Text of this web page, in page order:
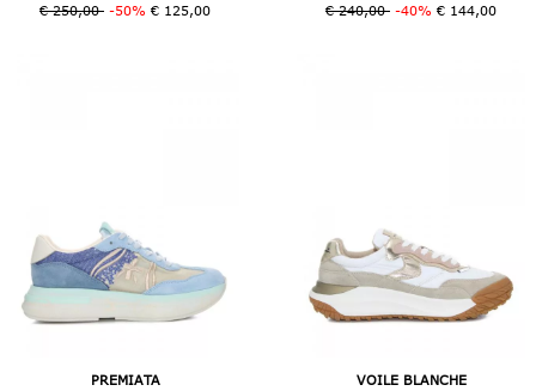
€ 250,00 -50% € 125,00
€ 240,00 -40% € 144,00
PREMIATA VOILE BLANCHE